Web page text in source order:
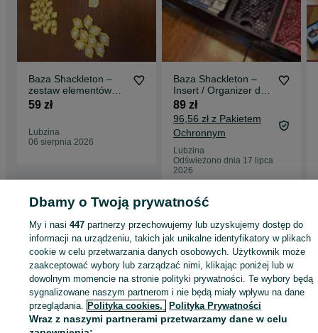
Baza Shackleton –
zestaw elementów
3D, kredyty, tytan,
59 zł
Lubzina
06 sierpnia 2026
Baza Shackleton –
Insert / Organizer do
gry planszowej
89 zł
96,56 zł z Pakietem
Ochronnym
Lubzina
Odświeżono dnia 17 lipca
2026
Gry planszowe - Lubzina
KATEGORIA
ID:1049143838 Wyświetlenia:
Dbamy o Twoją prywatność
My i nasi447 partnerzy przechowujemy lub uzyskujemy dostęp do
informacji na urządzeniu, takich jak unikalne identyfikatory w plikach
cookie w celu przetwarzania danych osobowych. Użytkownik może
zaakceptować wybory lub zarządzać nimi, klikając poniżej lub w
dowolnym momencie na stronie polityki prywatności. Te wybory będą
sygnalizowane naszym partnerom i nie będą miały wpływu na dane
przeglądania. Polityka cookies, Polityka Prywatności
Wraz z naszymi partnerami przetwarzamy dane w celu